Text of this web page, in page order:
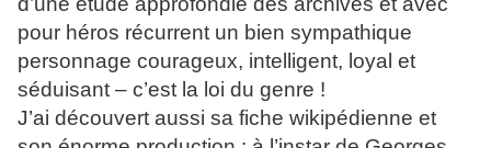
pour héros récurrent un bien sympathique
personnage courageux, intelligent, loyal et
séduisant – c’est la loi du genre !
J’ai découvert aussi sa fiche wikipédienne et